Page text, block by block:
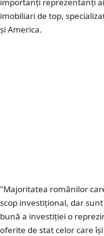
imobiliari de top,
și America.
"Majoritatea românilor
scop investițional, dar
bună a investiției o
oferite de stat celor care